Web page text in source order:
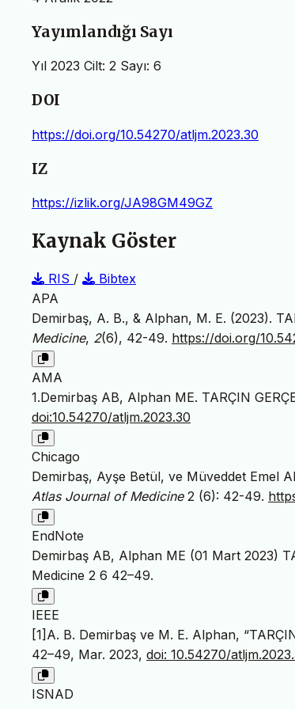
Yayımlandığı Sayı
Yıl 2023 Cilt: 2 Sayı: 6
DOI
https://doi.org/10.54270/atljm.2023.30
IZ
https://izlik.org/JA98GM49GZ
Kaynak Göster
RIS /
Bibtex
APA
Demirbaş, A. B., & Alphan, M. E. (2023).
Medicine, 2(6), 42-49. https://doi.org/
AMA
1.Demirbaş AB, Alphan ME. TARÇIN
doi:10.54270/atljm.2023.30
Chicago
Demirbaş, Ayşe Betül, ve Müveddet Emel
Atlas Journal of Medicine2 (6): 42-49.
EndNote
Demirbaş AB, Alphan ME (01 Mart 2023)
Medicine 2 6 42–49.
IEEE
[1]A. B. Demirbaş ve M. E. Alphan,
42–49, Mar. 2023, doi: 10.54270/
ISNAD